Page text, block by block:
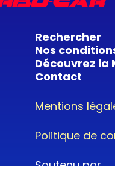
Rechercher
Nos
Découvrez la
Contact
Mentions
Politique de
Soutenu par